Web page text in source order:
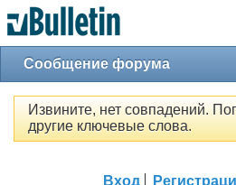
Сообщение форума
Извините, нет совпадений.
другие ключевые слова.
Вход